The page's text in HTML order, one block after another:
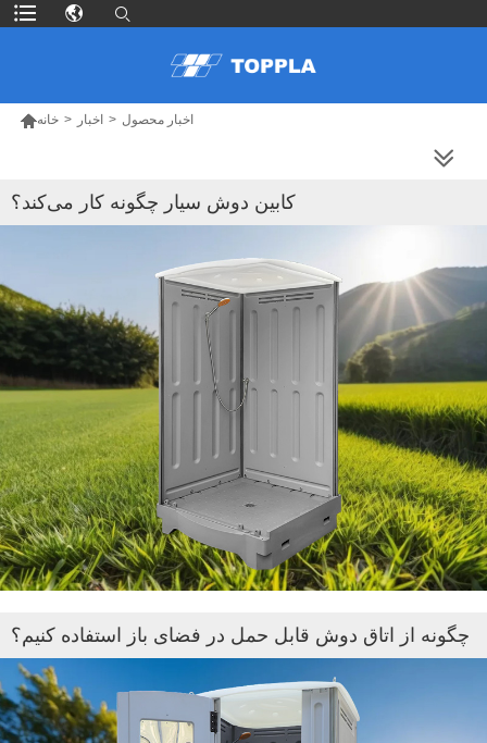
خانه > اخبار > اخبار محصول
کابین دوش سیار چگونه کار می‌کند؟
چگونه از اتاق دوش قابل حمل در فضای باز استفاده کنیم؟